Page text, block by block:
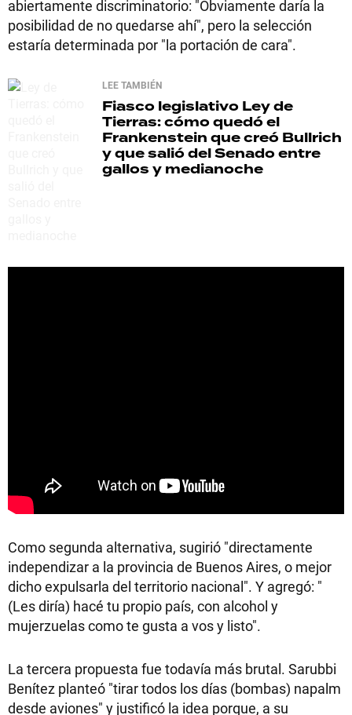
abiertamente discriminatorio: "Obviamente daría la
posibilidad de no quedarse ahí", pero la selección
estaría determinada por "la portación de cara".
LEE TAMBIÉN
Fiasco legislativo Ley de
Tierras: cómo quedó el
Frankenstein que creó Bullrich
y que salió del Senado entre
gallos y medianoche
Como segunda alternativa, sugirió "directamente
independizar a la provincia de Buenos Aires, o mejor
dicho expulsarla del territorio nacional". Y agregó: "
(Les diría) hacé tu propio país, con alcohol y
mujerzuelas como te gusta a vos y listo".
La tercera propuesta fue todavía más brutal. Sarubbi
Benítez planteó "tirar todos los días (bombas) napalm
desde aviones" y justificó la idea porque, a su